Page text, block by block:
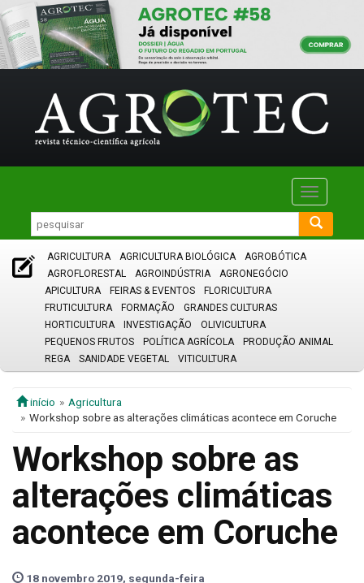
Toggle
AGRICULTURA AGRICULTURA BIOLÓGICA
AGROBÓTICA
AGROFLORESTAL
AGROINDÚSTRIA
AGRONEGÓCIO
APICULTURA
FEIRAS & EVENTOS
FLORICULTURA
FRUTICULTURA
FORMAÇÃO
GRANDES CULTURAS
HORTICULTURA
INVESTIGAÇÃO
OLIVICULTURA
PEQUENOS FRUTOS
POLÍTICA AGRÍCOLA
PRODUÇÃO ANIMAL
REGA
SANIDADE VEGETAL VITICULTURA
início
Agricultura
Workshop sobre as alterações climáticas acontece em Coruche
Workshop sobre as
alterações climáticas
acontece em Coruche
18 novembro 2019, segunda-feira